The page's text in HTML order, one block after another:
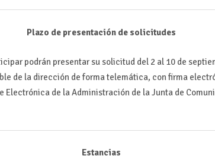
Plazo de presentación de solicitudes
podrán presentar su solicitud del 2 al 10 de
de la dirección de forma telemática, con firma
Electrónica de la Administración de la Junta de
Estancias